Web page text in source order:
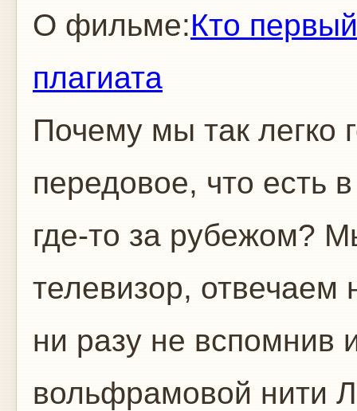
О фильме:Кто
плагиата
Почему мы так легко
передовое, что есть
где-то за рубежом?
телевизор, отвечаем
ни разу не вспомнив
вольфрамовой нити